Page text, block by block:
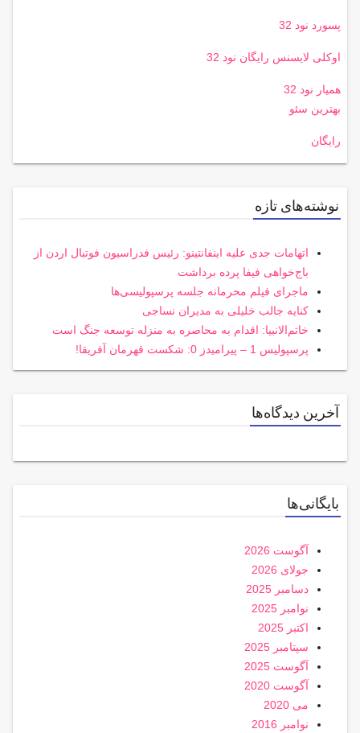
پسورد نود 32
اوکلی لایسنس رایگان نود 32
همیار نود 32
بهترین سئو
رایگان
نوشته‌های تازه
اتهامات جدی علیه اینفانتینو: رئیس فدراسیون فوتبال اردن از
باج‌خواهی فیفا پرده برداشت
ماجرای فیلم محرمانه جلسه پرسپولیسی‌ها
کنایه جالب خلیلی به مدیران نساجی
خاتم‌الانبیا: اقدام به محاصره به منزله توسعه جنگ است
پرسپولیس 1 – پیرامیدز 0: شکست قهرمان آفریقا!
آخرین دیدگاه‌ها
بایگانی‌ها
آگوست 2026
جولای 2026
دسامبر 2025
نوامبر 2025
اکتبر 2025
سپتامبر 2025
آگوست 2025
آگوست 2020
می 2020
نوامبر 2016